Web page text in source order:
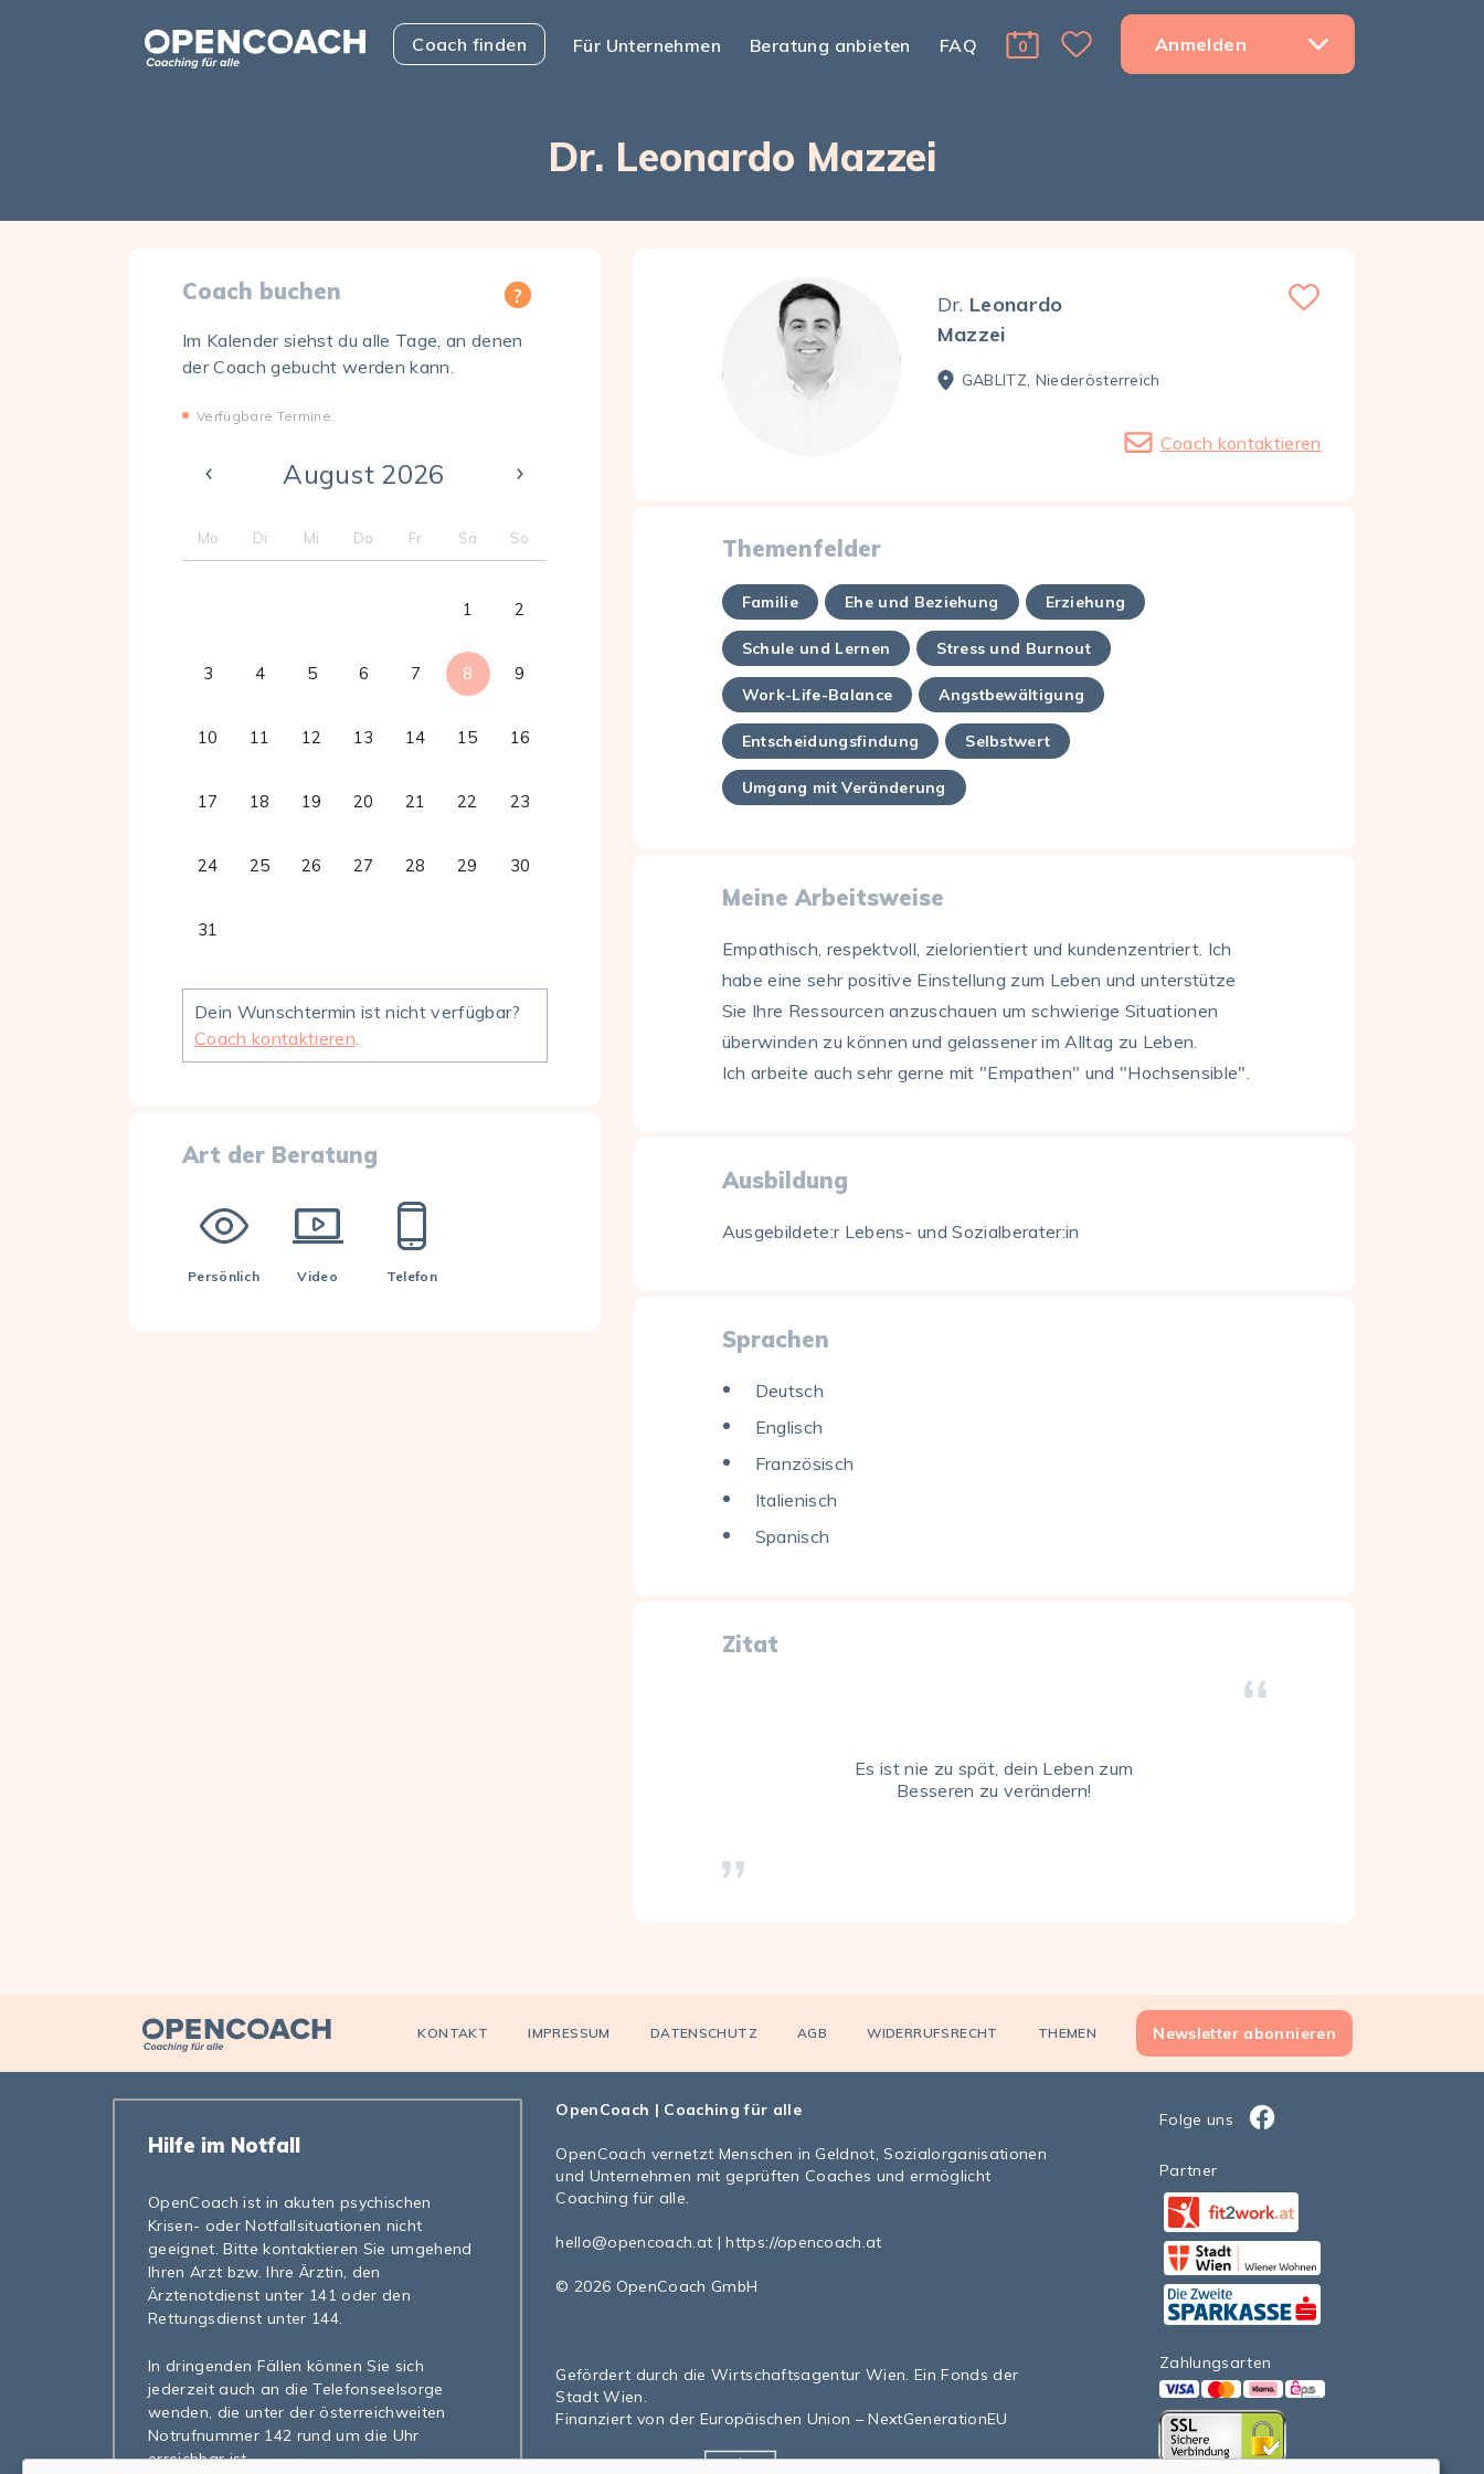
Open Coach
Coach finden Für Unternehmen Beratung anbieten
FAQ
cart Menu Toggle Dropdown
0
Favorite Menu Toggle Dropdown
Anmelden
Dr. Leonardo Mazzei
Coach buchen
Im Kalender siehst du alle Tage, an denen
der Coach gebucht werden kann.
Verfügbare Termine:
August 2026
Mo Di Mi Do Fr Sa So
1 2
3 4 5 6 7 8 9
10 11 12 13 14 15 16
17 18 19 20 21 22 23
24 25 26 27 28 29 30
31
Dein Wunschtermin ist nicht verfügbar?
Coach kontaktieren
Art der Beratung
Persönlich Video Telefon
Dr. Leonardo
Mazzei
GABLITZ, Nieder­österreich
Coach kontaktieren
Themenfelder
Familie Ehe und Beziehung Erziehung
Schule und Lernen Stress und Burnout
Work-Life-Balance Angstbewältigung
Entscheidungsfindung Selbstwert
Umgang mit Veränderung
Meine Arbeitsweise
Empathisch, respektvoll, zielorientiert und kundenzentriert. Ich
habe eine sehr positive Einstellung zum Leben und unterstütze
Sie Ihre Ressourcen anzuschauen um schwierige Situationen
überwinden zu können und gelassener im Alltag zu Leben.
Ich arbeite auch sehr gerne mit "Empathen" und "Hochsensible".
Ausbildung
Ausgebildete:r Lebens- und Sozialberater:in
Sprachen
Deutsch
Englisch
Französisch
Italienisch
Spanisch
Zitat
Es ist nie zu spät, dein Leben zum
Besseren zu verändern!
Open Coach KONTAKT IMPRESSUM DATENSCHUTZ AGB WIDERRUFSRECHT THEMEN Newsletter abonnieren
Hilfe im Notfall
OpenCoach ist in akuten psychischen
Krisen- oder Notfallsituationen nicht
geeignet. Bitte kontaktieren Sie umgehend
Ihren Arzt bzw. Ihre Ärztin, den
Ärztenotdienst unter 141 oder den
Rettungsdienst unter 144.
In dringenden Fällen können Sie sich
jederzeit auch an die Telefonseelsorge
wenden, die unter der österreichweiten
Notrufnummer 142 rund um die Uhr
erreichbar ist.
OpenCoach | Coaching für alle
OpenCoach vernetzt Menschen in Geldnot, Sozialorganisationen
und Unternehmen mit geprüften Coaches und ermöglicht
Coaching für alle.
hello@opencoach.at |https://opencoach.at
© 2026 OpenCoach GmbH
Gefördert durch die Wirtschaftsagentur Wien. Ein Fonds der
Stadt Wien.
Finanziert von der Europäischen Union – NextGenerationEU
Folge uns Facebook
Partner
Facebook
StadtWien Wiener Wohnen
Facebook
Zahlungsarten
VISA Mastercard
Klarnaeps>
Facebook